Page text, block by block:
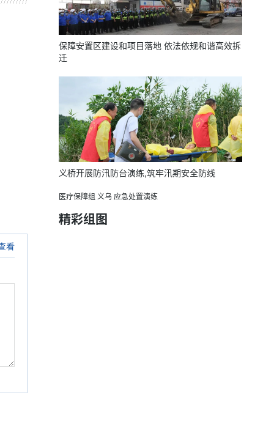
保障安置区建设和项目落地 依法依规和谐高效拆
迁
义桥开展防汛防台演练,筑牢汛期安全防线
医疗保障组 义乌 应急处置演练
精彩组图